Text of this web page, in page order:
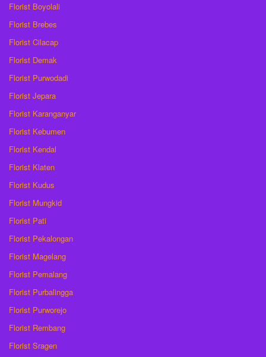
Florist Boyolali
Florist Brebes
Florist Cilacap
Florist Demak
Florist Purwodadi
Florist Jepara
Florist Karanganyar
Florist Kebumen
Florist Kendal
Florist Klaten
Florist Kudus
Florist Mungkid
Florist Pati
Florist Pekalongan
Florist Magelang
Florist Pemalang
Florist Purbalingga
Florist Purworejo
Florist Rembang
Florist Sragen